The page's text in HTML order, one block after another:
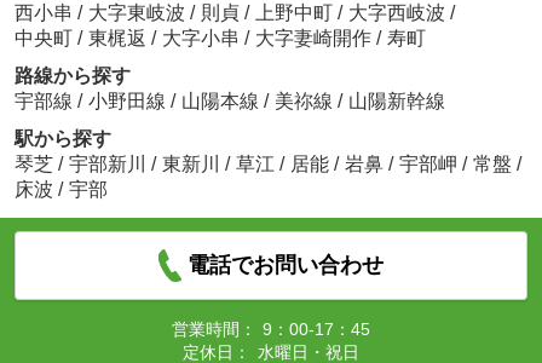
西小串 / 大字東岐波 / 則貞 / 上野中町 / 大字西岐波 /
中央町 / 東梶返 / 大字小串 / 大字妻崎開作 / 寿町
路線から探す
宇部線 / 小野田線 / 山陽本線 / 美祢線 / 山陽新幹線
駅から探す
琴芝 / 宇部新川 / 東新川 / 草江 / 居能 / 岩鼻 / 宇部岬 / 常盤 /
床波 / 宇部
電話でお問い合わせ
営業時間：
9：00-17：45
定休日：
水曜日・祝日